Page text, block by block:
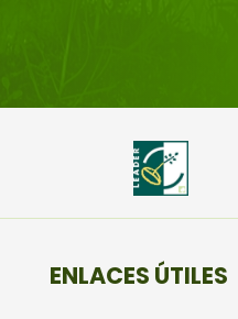
ENLACES ÚTILES